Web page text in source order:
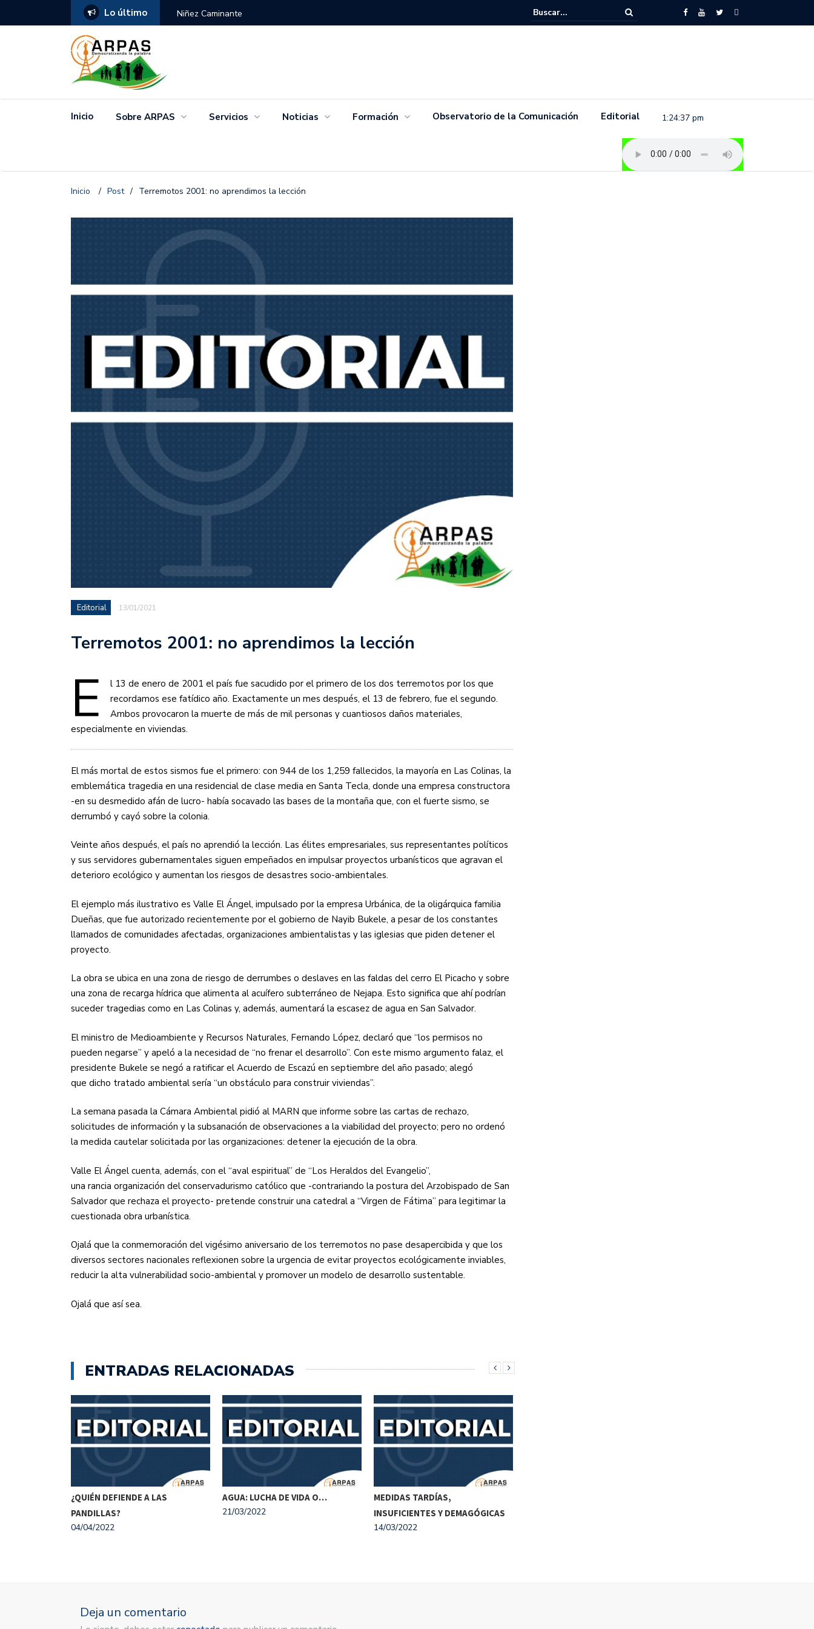
Lo último Niñez Caminante
Movimiento feminista se pronuncia previo a la conmemoración del 8 de marzo
Salvador.
Inicio Sobre ARPAS Servicios Noticias Formación Observatorio de la Comunicación Editorial 1:24:38 pm
Inicio / Post / Terremotos 2001: no aprendimos la lección
Editorial 13/01/2021
Terremotos 2001: no aprendimos la lección
E
l 13 de enero de 2001 el país fue sacudido por el primero de los dos terremotos por los que
recordamos ese fatídico año. Exactamente un mes después, el 13 de febrero, fue el segundo.
Ambos provocaron la muerte de más de mil personas y cuantiosos daños materiales,
especialmente en viviendas.
El más mortal de estos sismos fue el primero: con 944 de los 1,259 fallecidos, la mayoría en Las Colinas, la
emblemática tragedia en una residencial de clase media en Santa Tecla, donde una empresa constructora
-en su desmedido afán de lucro- había socavado las bases de la montaña que, con el fuerte sismo, se
derrumbó y cayó sobre la colonia.
Veinte años después, el país no aprendió la lección. Las élites empresariales, sus representantes políticos
y sus servidores gubernamentales siguen empeñados en impulsar proyectos urbanísticos que agravan el
deterioro ecológico y aumentan los riesgos de desastres socio-ambientales.
El ejemplo más ilustrativo es Valle El Ángel, impulsado por la empresa Urbánica, de la oligárquica familia
Dueñas, que fue autorizado recientemente por el gobierno de Nayib Bukele, a pesar de los constantes
llamados de comunidades afectadas, organizaciones ambientalistas y las iglesias que piden detener el
proyecto.
La obra se ubica en una zona de riesgo de derrumbes o deslaves en las faldas del cerro El Picacho y sobre
una zona de recarga hídrica que alimenta al acuífero subterráneo de Nejapa. Esto significa que ahí podrían
suceder tragedias como en Las Colinas y, además, aumentará la escasez de agua en San Salvador.
El ministro de Medioambiente y Recursos Naturales, Fernando López, declaró que “los permisos no
pueden negarse” y apeló a la necesidad de “no frenar el desarrollo”. Con este mismo argumento falaz, el
presidente Bukele se negó a ratificar el Acuerdo de Escazú en septiembre del año pasado; alegó
que dicho tratado ambiental sería “un obstáculo para construir viviendas”.
La semana pasada la Cámara Ambiental pidió al MARN que informe sobre las cartas de rechazo,
solicitudes de información y la subsanación de observaciones a la viabilidad del proyecto; pero no ordenó
la medida cautelar solicitada por las organizaciones: detener la ejecución de la obra.
Valle El Ángel cuenta, además, con el “aval espiritual” de “Los Heraldos del Evangelio”,
una rancia organización del conservadurismo católico que -contrariando la postura del Arzobispado de San
Salvador que rechaza el proyecto- pretende construir una catedral a “Virgen de Fátima” para legitimar la
cuestionada obra urbanística.
Ojalá que la conmemoración del vigésimo aniversario de los terremotos no pase desapercibida y que los
diversos sectores nacionales reflexionen sobre la urgencia de evitar proyectos ecológicamente inviables,
reducir la alta vulnerabilidad socio-ambiental y promover un modelo de desarrollo sustentable.
Ojalá que así sea.
ENTRADAS RELACIONADAS
¿QUIÉN DEFIENDE A LAS
PANDILLAS?
04/04/2022
AGUA: LUCHA DE VIDA O…
21/03/2022
MEDIDAS TARDÍAS,
INSUFICIENTES Y DEMAGÓGICAS
14/03/2022
Deja un comentario